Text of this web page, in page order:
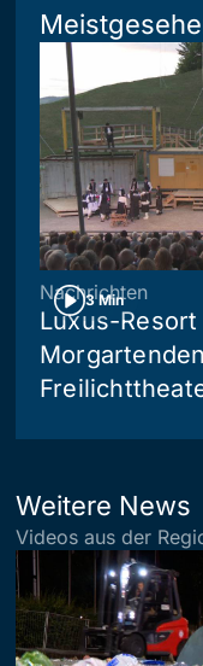
3 Min
Nachrichten
Luxus-Resort
Weitere News
Videos aus der